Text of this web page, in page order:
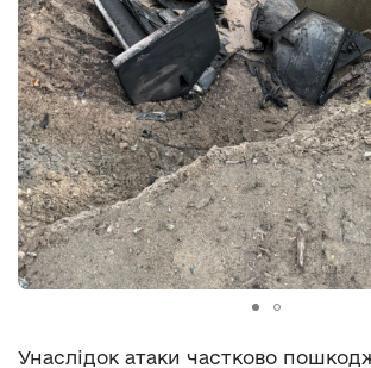
Унаслідок атаки частково